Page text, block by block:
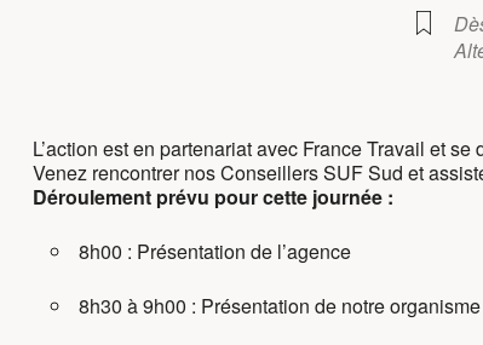
L’action est en partenariat avec France Travail et se
Venez rencontrer nos Conseillers SUF Sud et
Déroulement prévu pour cette journée :
8h00 : Présentation de l’agence
8h30 à 9h00 : Présentation de notre